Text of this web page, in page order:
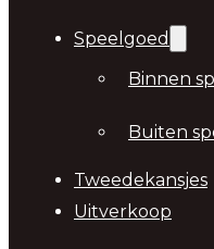
Speelgoed
Binnen
Buiten
Tweedekansjes
Uitverkoop